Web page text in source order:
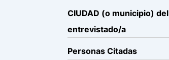
CIUDAD (o municipio) del
entrevistado/a
Personas Citadas